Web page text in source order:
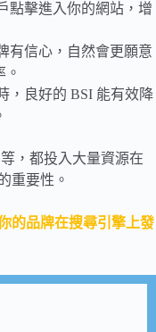
點擊進入你的網站，增
有信心，自然會更願意
，良好的 BSI 能有效降
，都投入大量資源在
重要性。
的品牌在搜尋引擎上發